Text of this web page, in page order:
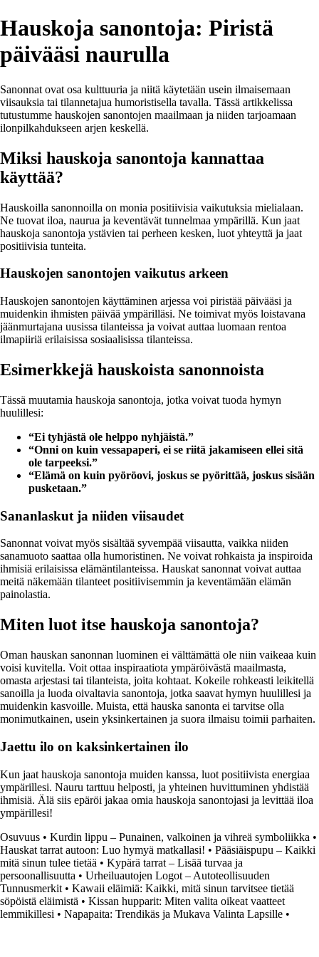
Hauskoja sanontoja: Piristä
päivääsi naurulla
Sanonnat ovat osa kulttuuria ja niitä käytetään usein ilmaisemaan
viisauksia tai tilannetajua humoristisella tavalla. Tässä artikkelissa
tutustumme hauskojen sanontojen maailmaan ja niiden tarjoamaan
ilonpilkahdukseen arjen keskellä.
Miksi hauskoja sanontoja kannattaa
käyttää?
Hauskoilla sanonnoilla on monia positiivisia vaikutuksia mielialaan.
Ne tuovat iloa, naurua ja keventävät tunnelmaa ympärillä. Kun jaat
hauskoja sanontoja ystävien tai perheen kesken, luot yhteyttä ja jaat
positiivisia tunteita.
Hauskojen sanontojen vaikutus arkeen
Hauskojen sanontojen käyttäminen arjessa voi piristää päivääsi ja
muidenkin ihmisten päivää ympärilläsi. Ne toimivat myös loistavana
jäänmurtajana uusissa tilanteissa ja voivat auttaa luomaan rentoa
ilmapiiriä erilaisissa sosiaalisissa tilanteissa.
Esimerkkejä hauskoista sanonnoista
Tässä muutamia hauskoja sanontoja, jotka voivat tuoda hymyn
huulillesi:
“Ei tyhjästä ole helppo nyhjäistä.”
“Onni on kuin vessapaperi, ei se riitä jakamiseen ellei sitä
ole tarpeeksi.”
“Elämä on kuin pyöröovi, joskus se pyörittää, joskus sisään
pusketaan.”
Sananlaskut ja niiden viisaudet
Sanonnat voivat myös sisältää syvempää viisautta, vaikka niiden
sanamuoto saattaa olla humoristinen. Ne voivat rohkaista ja inspiroida
ihmisiä erilaisissa elämäntilanteissa. Hauskat sanonnat voivat auttaa
meitä näkemään tilanteet positiivisemmin ja keventämään elämän
painolastia.
Miten luot itse hauskoja sanontoja?
Oman hauskan sanonnan luominen ei välttämättä ole niin vaikeaa kuin
voisi kuvitella. Voit ottaa inspiraatiota ympäröivästä maailmasta,
omasta arjestasi tai tilanteista, joita kohtaat. Kokeile rohkeasti leikitellä
sanoilla ja luoda oivaltavia sanontoja, jotka saavat hymyn huulillesi ja
muidenkin kasvoille. Muista, että hauska sanonta ei tarvitse olla
monimutkainen, usein yksinkertainen ja suora ilmaisu toimii parhaiten.
Jaettu ilo on kaksinkertainen ilo
Kun jaat hauskoja sanontoja muiden kanssa, luot positiivista energiaa
ympärillesi. Nauru tarttuu helposti, ja yhteinen huvittuminen yhdistää
ihmisiä. Älä siis epäröi jakaa omia hauskoja sanontojasi ja levittää iloa
ympärillesi!
Osuvuus • Kurdin lippu – Punainen, valkoinen ja vihreä symboliikka •
Hauskat tarrat autoon: Luo hymyä matkallasi! • Pääsiäispupu – Kaikki
mitä sinun tulee tietää • Kypärä tarrat – Lisää turvaa ja
persoonallisuutta • Urheiluautojen Logot – Autoteollisuuden
Tunnusmerkit • Kawaii eläimiä: Kaikki, mitä sinun tarvitsee tietää
söpöistä eläimistä • Kissan hupparit: Miten valita oikeat vaatteet
lemmikillesi • Napapaita: Trendikäs ja Mukava Valinta Lapsille •